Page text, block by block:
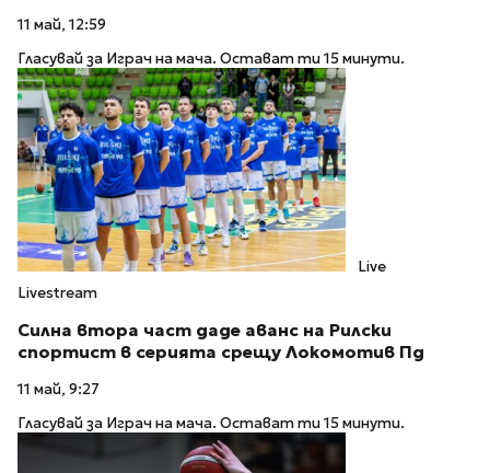
11 май, 12:59
Гласувай за Играч на мача. Остават ти 15 минути.
Live
Livestream
Силна втора част даде аванс на Рилски
спортист в серията срещу Локомотив Пд
11 май, 9:27
Гласувай за Играч на мача. Остават ти 15 минути.